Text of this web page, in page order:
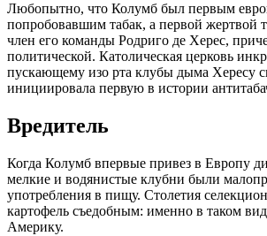
Любопытно, что Колумб был первым
попробовавшим табак, а первой жертвой
член его команды Родриго де Херес,
политической. Католическая церковь
пускающему изо рта клубы дыма Хересу
инициировала первую в истории
Вредитель
Когда Колумб впервые привез в Европу
мелкие и водянистые клубни были
употребления в пищу. Столетия
картофель съедобным: именно в таком
Америку.